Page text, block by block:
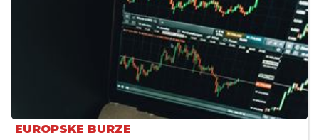
EUROPSKE BURZE